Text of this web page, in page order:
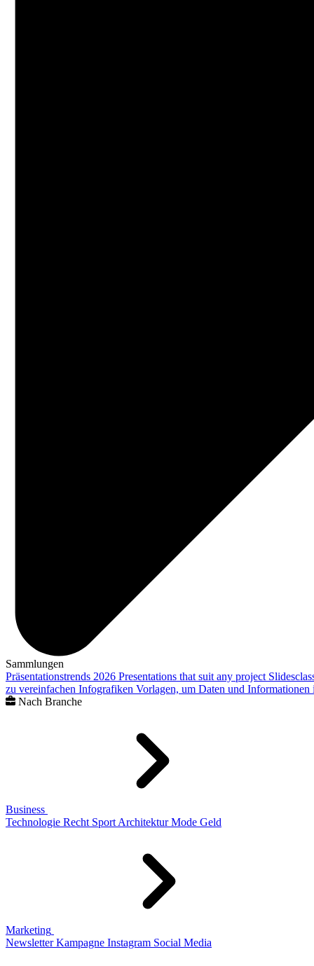
Sammlungen
Präsentationstrends 2026 Presentations that suit any project
zu vereinfachen Infografiken Vorlagen, um Daten und
Nach Branche
Business
Technologie Recht Sport Architektur Mode Geld
Marketing
Newsletter Kampagne Instagram Social Media